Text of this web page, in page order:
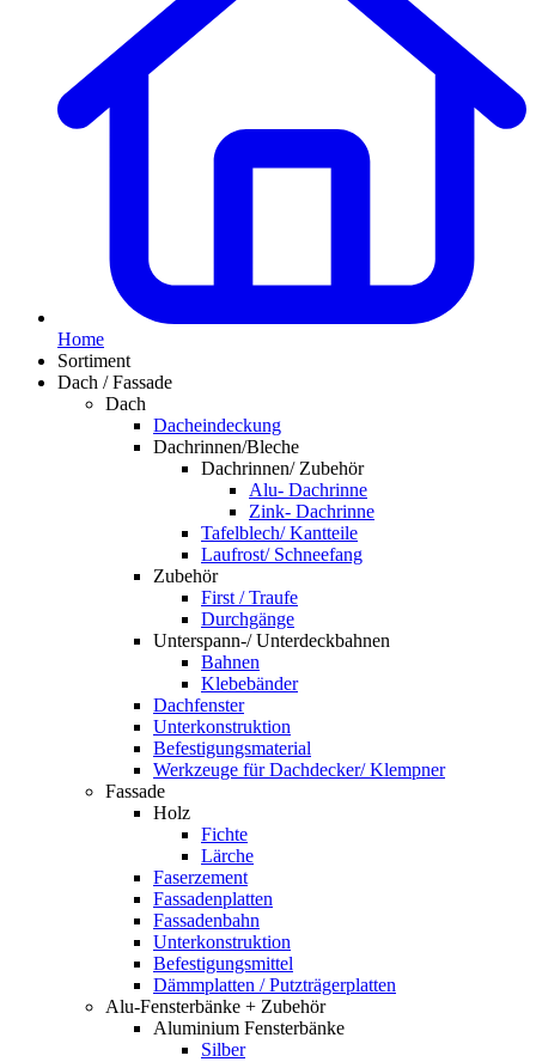
Home
Sortiment
Dach / Fassade
Dach
Dacheindeckung
Dachrinnen/Bleche
Dachrinnen/ Zubehör
Alu- Dachrinne
Zink- Dachrinne
Tafelblech/ Kantteile
Laufrost/ Schneefang
Zubehör
First / Traufe
Durchgänge
Unterspann-/ Unterdeckbahnen
Bahnen
Klebebänder
Dachfenster
Unterkonstruktion
Befestigungsmaterial
Werkzeuge für Dachdecker/ Klempner
Fassade
Holz
Fichte
Lärche
Faserzement
Fassadenplatten
Fassadenbahn
Unterkonstruktion
Befestigungsmittel
Dämmplatten / Putzträgerplatten
Alu-Fensterbänke + Zubehör
Aluminium Fensterbänke
Silber